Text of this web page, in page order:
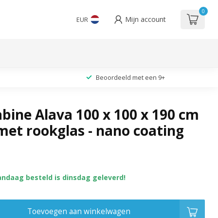
EUR Mijn account
0
Beoordeeld met een 9+
Alava 100 x 100 x 190 cm
rookglas - nano coating
besteld is dinsdag geleverd!
Toevoegen aan winkelwagen